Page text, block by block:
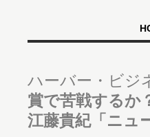
ハーバー・ビジ
賞で苦戦するか
江藤貴紀「ニュ